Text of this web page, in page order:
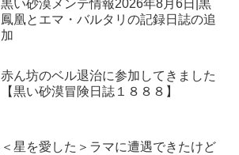
黒い砂漠メンテ情報2026年8月6日|黒
鳳凰とエマ・バルタリの記録日誌の追
加
赤ん坊のベル退治に参加してきました
【黒い砂漠冒険日誌１８８８】
＜星を愛した＞ラマに遭遇できたけど